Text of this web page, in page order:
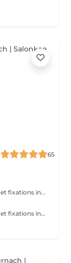
65
Diagnostique, shampooing / Soin spécifiques et fixations inclus
Diagnostique, shampooing / Soin spécifiques et fixations inclus